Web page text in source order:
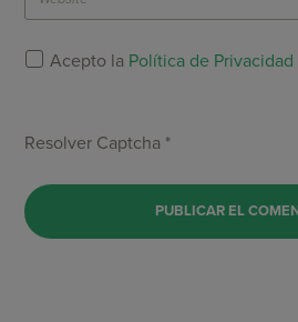
Acepto la Política de Privacidad
Resolver Captcha *